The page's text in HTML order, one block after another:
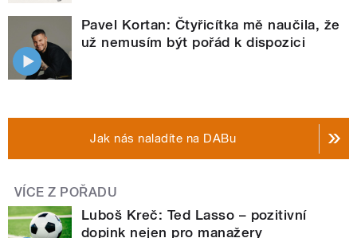
Pavel Kortan: Čtyřicítka mě naučila, že
už nemusím být pořád k dispozici
Jak nás naladíte na DABu
VÍCE Z POŘADU
Luboš Kreč: Ted Lasso – pozitivní
dopink nejen pro manažery